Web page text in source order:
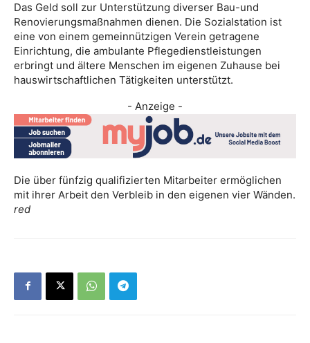
Das Geld soll zur Unterstützung diverser Bau-und
Renovierungsmaßnahmen dienen. Die Sozialstation ist
eine von einem gemeinnützigen Verein getragene
Einrichtung, die ambulante Pflegedienstleistungen
erbringt und ältere Menschen im eigenen Zuhause bei
hauswirtschaftlichen Tätigkeiten unterstützt.
- Anzeige -
Die über fünfzig qualifizierten Mitarbeiter ermöglichen
mit ihrer Arbeit den Verbleib in den eigenen vier Wänden.
red